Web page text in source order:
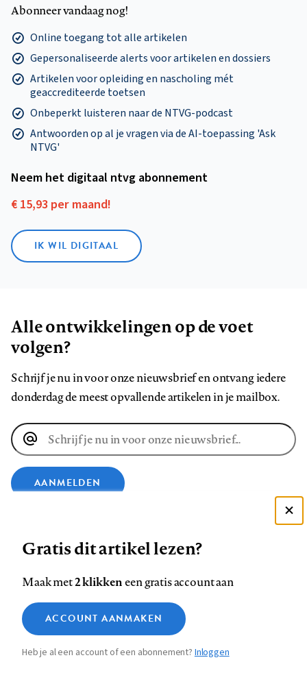
Abonneer vandaag nog!
Online toegang tot alle artikelen
Gepersonaliseerde alerts voor artikelen en dossiers
Artikelen voor opleiding en nascholing mét
geaccrediteerde toetsen
Onbeperkt luisteren naar de NTVG-podcast
Antwoorden op al je vragen via de AI-toepassing 'Ask
NTVG'
Neem het digitaal ntvg abonnement
€ 15,93 per maand!
IK WIL DIGITAAL
Alle ontwikkelingen op de voet
volgen?
Schrijf je nu in voor onze nieuwsbrief en ontvang iedere
donderdag de meest opvallende artikelen in je mailbox.
E-
mailadres
AANMELDEN
op
Facebook
op
LinkedIn
op
Bluesky
ons
op
InstagramYouTube
Footer
Contact Colofon Disclaimer Privacy
Medische vragen verdienen
betrouwbare antwoorden
Zie onze cookie policy
Analytische cookies
Marketing cookies
Gratis dit artikel lezen?
Maak met2 klikkeneen gratis account aan
ACCOUNT AANMAKEN
Heb je al een account of een abonnement?Inloggen